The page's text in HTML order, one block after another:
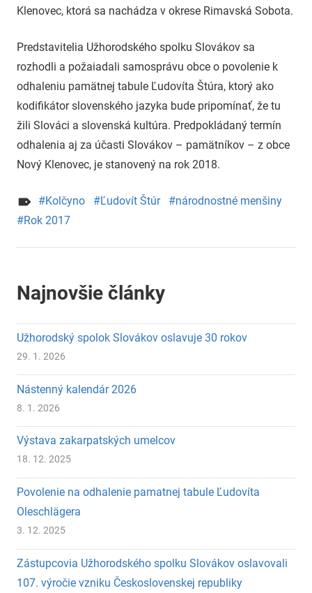
Klenovec, ktorá sa nachádza v okrese Rimavská Sobota.
Predstavitelia Užhorodského spolku Slovákov sa
rozhodli a požaiadali samosprávu obce o povolenie k
odhaleniu pamätnej tabule Ľudovíta Štúra, ktorý ako
kodifikátor slovenského jazyka bude pripomínať, že tu
žili Slováci a slovenská kultúra. Predpokládaný termín
odhalenia aj za účasti Slovákov – pamätníkov – z obce
Nový Klenovec, je stanovený na rok 2018.
Kolčyno Ľudovít Štúr
národnostné menšiny
Rok 2017
Najnovšie články
Užhorodský spolok Slovákov oslavuje 30 rokov
29. 1. 2026
Nástenný kalendár 2026
8. 1. 2026
Výstava zakarpatských umelcov
18. 12. 2025
Povolenie na odhalenie pamatnej tabule Ľudovíta
Oleschlägera
3. 12. 2025
Zástupcovia Užhorodského spolku Slovákov oslavovali
107. výročie vzniku Československej republiky